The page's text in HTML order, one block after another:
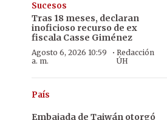
Sucesos
Tras 18 meses, declaran
inoficioso recurso de ex
fiscala Casse Giménez
Agosto 6, 2026 10:59
a. m.
· Redacción
ÚH
País
Embajada de Taiwán otorgó